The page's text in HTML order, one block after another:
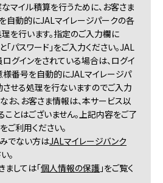
マイル積算を行うために、お客さま
自動的にJALマイレージパークの各
を行います。指定のご入力欄に
「パスワード」をご入力ください。JAL
グインをされている場合は、ログイ
様番号を自動的にJALマイレージパ
せる処理を行ないますのでご入力
お、お客さま情報は、本サービス以
とはございません。上記内容をご了
ご利用ください。
でない方はJALマイレージバンク
。
しては「個人情報の保護 」をご覧く